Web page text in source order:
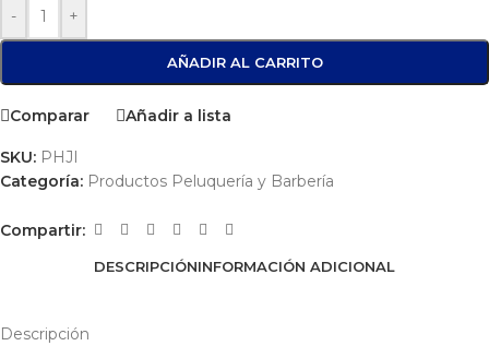
- +
AÑADIR AL CARRITO
Comparar Añadir a lista
SKU: PHJI
Categoría: Productos Peluquería y Barbería
Compartir:
DESCRIPCIÓNINFORMACIÓN ADICIONAL
Descripción